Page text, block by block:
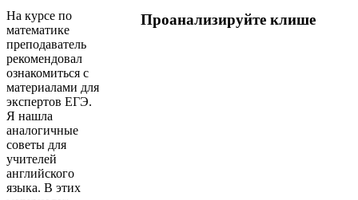
На курсе по
математике
преподаватель
рекомендовал
ознакомиться с
материалами для
экспертов ЕГЭ.
Я нашла
аналогичные
советы для
учителей
английского
языка. В этих
Проанализируйте клише